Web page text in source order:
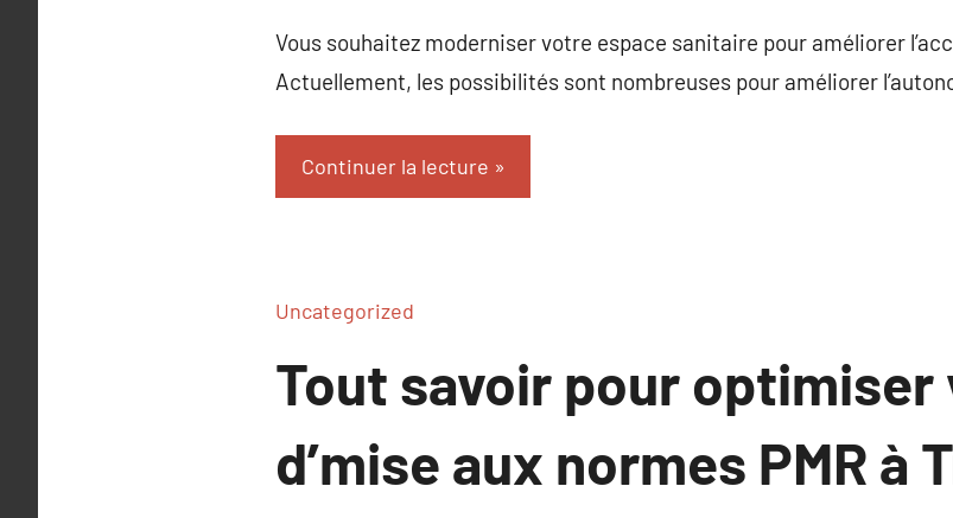
Vous souhaitez moderniser votre espace sanitaire pour améliorer
Actuellement, les possibilités sont nombreuses pour améliorer
Continuer la lecture
Uncategorized
Tout savoir pour optimiser
d’mise aux normes PMR à